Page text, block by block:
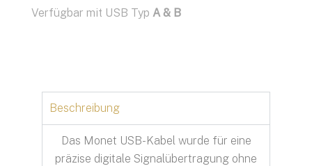
Verfügbar mit USB Typ A & B
Beschreibung
Das Monet USB-Kabel wurde für eine
präzise digitale Signalübertragung ohne